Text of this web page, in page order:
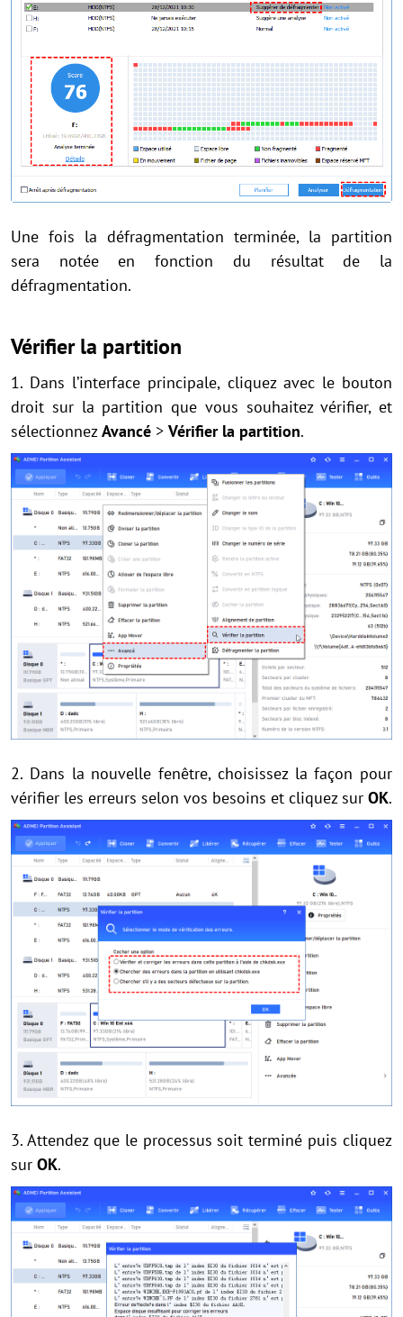
Une fois la défragmentation terminée, la partition
sera notée en fonction du résultat de la
défragmentation.
Vérifier la partition
1. Dans l’interface principale, cliquez avec le bouton
droit sur la partition que vous souhaitez vérifier, et
sélectionnezAvancé > Vérifier la partition.
2. Dans la nouvelle fenêtre, choisissez la façon pour
vérifier les erreurs selon vos besoins et cliquez sur OK.
3. Attendez que le processus soit terminé puis cliquez
sur OK.